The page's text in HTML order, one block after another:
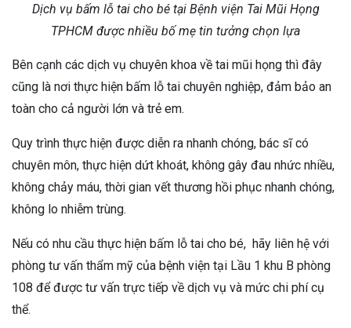
Dịch vụ bấm lỗ tai cho bé tại Bệnh viện Tai Mũi Họng
TPHCM được nhiều bố mẹ tin tưởng chọn lựa
Bên cạnh các dịch vụ chuyên khoa về tai mũi họng thì đây
cũng là nơi thực hiện bấm lỗ tai chuyên nghiệp, đảm bảo an
toàn cho cả người lớn và trẻ em.
Quy trình thực hiện được diễn ra nhanh chóng, bác sĩ có
chuyên môn, thực hiện dứt khoát, không gây đau nhức nhiều,
không chảy máu, thời gian vết thương hồi phục nhanh chóng,
không lo nhiễm trùng.
Nếu có nhu cầu thực hiện bấm lỗ tai cho bé, hãy liên hệ với
phòng tư vấn thẩm mỹ của bệnh viện tại Lầu 1 khu B phòng
108 để được tư vấn trực tiếp về dịch vụ và mức chi phí cụ
thể.